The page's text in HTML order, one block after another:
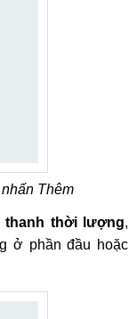
Thêm
thanh thời lượng,
ở phần đầu hoặc